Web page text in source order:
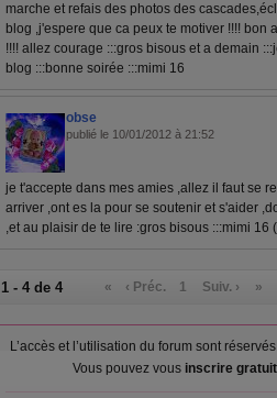
marche et refais des photos des
blog ,j'espere que ca peux te motiver !!!! bon
!!!! allez courage :::gros bisous et a demain
blog :::bonne soirée :::mimi 16
obse
publié le 10/01/2012 à 21:52
je t'accepte dans mes amies ,allez il faut se
arriver ,ont es la pour se soutenir et s'aider
,et au plaisir de te lire :gros bisous :::mimi 16
1 - 4 de 4 « ‹ Préc. 1 Suiv. › »
L’accès et l’utilisation du forum sont
Vous pouvez vous inscrire